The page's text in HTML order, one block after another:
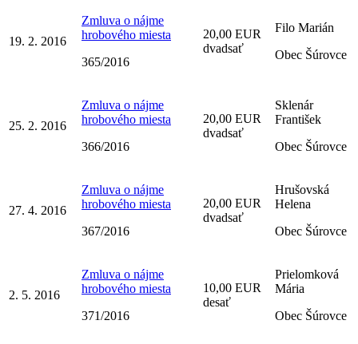
19. 2. 2016
Zmluva o nájme
hrobového miesta
365/2016
20,00 EUR
dvadsať
Filo Marián
Obec Šúrovce
25. 2. 2016
Zmluva o nájme
hrobového miesta
366/2016
20,00 EUR
dvadsať
Sklenár
František
Obec Šúrovce
27. 4. 2016
Zmluva o nájme
hrobového miesta
367/2016
20,00 EUR
dvadsať
Hrušovská
Helena
Obec Šúrovce
2. 5. 2016
Zmluva o nájme
hrobového miesta
371/2016
10,00 EUR
desať
Prielomková
Mária
Obec Šúrovce